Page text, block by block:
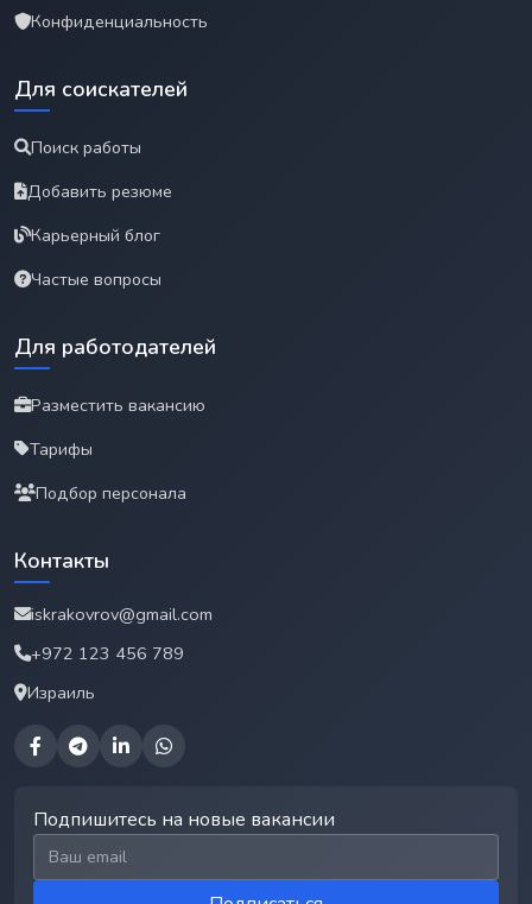
Конфиденциальность
Для соискателей
Поиск работы
Добавить резюме
Карьерный блог
Частые вопросы
Для работодателей
Разместить вакансию
Тарифы
Подбор персонала
Контакты
iskrakovrov@gmail.com
+972 123 456 789
Израиль
Подпишитесь на новые вакансии
Email для подписки